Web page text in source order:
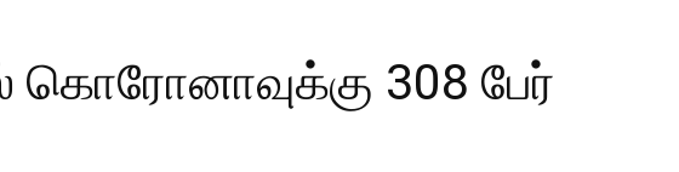
கொரோனாவுக்கு 308 பேர்